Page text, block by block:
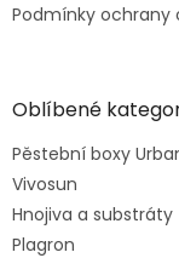
Podmínky ochrany
Oblíbené
Pěstební boxy
Vivosun
Hnojiva a substráty
Plagron